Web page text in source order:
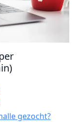
gezocht?